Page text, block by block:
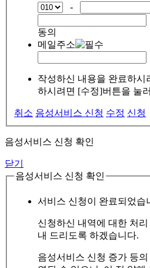
-
동의
메일주소
작성하신 내용을 완료하시
하시려면 [수정]버튼을 눌
취소 음성서비스 신청 수정 신청
음성서비스 신청 확인
닫기
음성서비스 신청 확인
서비스 신청이 완료되었습
신청하신 내역에 대한 처
내 드리도록 하겠습니다.
음성서비스 신청 증가 등